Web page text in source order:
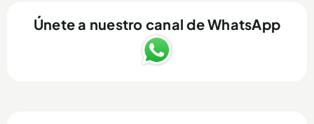
Únete a nuestro canal de WhatsApp